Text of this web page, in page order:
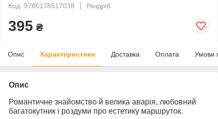
Код: 9786178517038
Роздріб
395 ₴
Опис Характеристики Доставка Оплата Умови
Опис
Романтичне знайомство й велика аварія, любовний
багатокутник і роздуми про естетику маршруток.